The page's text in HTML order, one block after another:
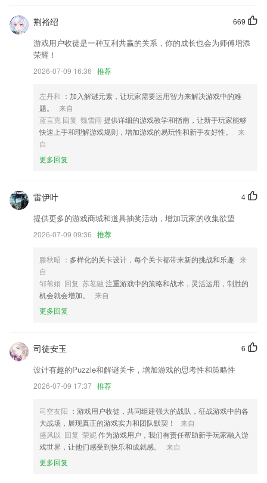
有疑问吗？请轻触优步乘客端中的“帮助”或访问 help.uber.com。
增加消息界面，通知一目了然；
新增首页扫一扫功能
一键叫车功能，操作便捷。
首页新增多聚合服务页面；
新增暗黑模式主题，客户端整体优化，性能提升
联系我们
以上就是智能飞行棋加强版下载的介绍，如果您喜欢这款软件，您可以到
应用商店进行打分评论，说出您的使用经历，以帮助我们更好的对产品进
行优化修改。
669
荆裕绍
游戏用户收徒是一种互利共赢的关系，你的成长也会为师傅增添
荣耀！
2026-07-09 16:36 推荐
左丹和 ：加入解谜元素，让玩家需要运用智力来解决游戏中的难
题。
来自
蓝言克 回复 魏雪雨 提供详细的游戏教学和指南，让新手玩家能够
快速上手和理解游戏规则，增加游戏的易玩性和新手友好性。
来
自
更多回复
4
雷伊叶
提供更多的游戏商城和道具抽奖活动，增加玩家的收集欲望
2026-07-09 09:36 推荐
滕秋昭 ：多样化的关卡设计，每个关卡都带来新的挑战和乐趣 来
自
邹苇娟 回复 苏茗融 注重游戏中的策略和战术，灵活运用，制胜的
机会就会增加。
来自
更多回复
6
司徒安玉
设计有趣的Puzzle和解谜关卡，增加游戏的思考性和策略性
2026-07-09 17:37 推荐
司空友阳 ：游戏用户收徒，共同组建强大的战队，征战游戏中的各
大战场，展现真正的游戏实力和团队默契！
来自
盛风以 回复 荣妮 作为游戏用户，我们有责任帮助新手玩家融入游
戏世界，让他们感受到快乐和成就感。
来自
更多回复